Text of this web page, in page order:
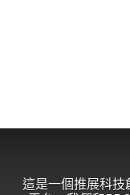
這是一個推展科技